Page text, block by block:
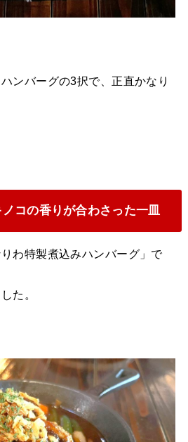
ンバーグの3択で、正直かなり
コの香りが合わさった一皿
わ特製煮込みハンバーグ」で
た。